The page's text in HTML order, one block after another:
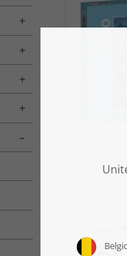
Toggle menu
Toggle menu
Toggle menu
Toggle menu
Toggle menu